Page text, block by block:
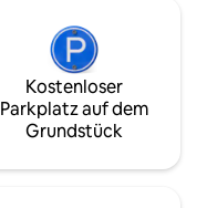
Kostenloser
Parkplatz auf dem
Grundstück